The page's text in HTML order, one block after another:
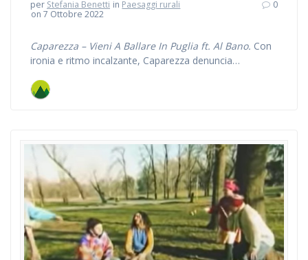
per Stefania Benetti in Paesaggi rurali
on 7 Ottobre 2022
0
Caparezza – Vieni A Ballare In Puglia ft. Al Bano. Con
ironia e ritmo incalzante, Caparezza denuncia…